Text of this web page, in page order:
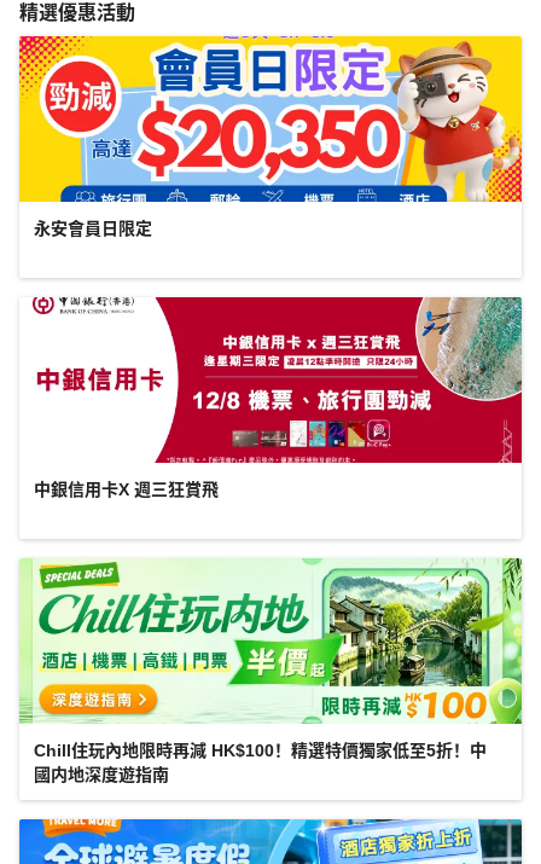
精選優惠活動
永安會員日限定
中銀信用卡X 週三狂賞飛
Chill住玩內地限時再減 HK$100！精選特價獨家低至5折！中
國内地深度遊指南